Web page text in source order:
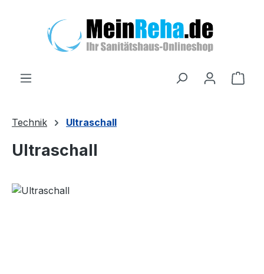
Technik Ultraschall
Ultraschall